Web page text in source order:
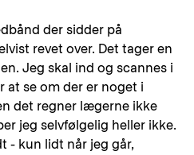
der sidder på
revet over. Det tager en
Jeg skal ind og scannes i
at se om der er noget i
det regner lægerne ikke
jeg selvfølgelig heller ikke.
- kun lidt når jeg går,